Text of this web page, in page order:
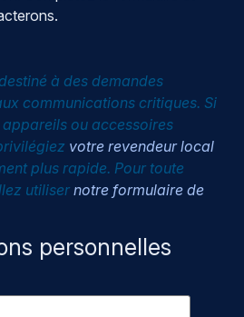
à des demandes
communications critiques. Si
ou accessoires
votre revendeur local
plus rapide. Pour toute
utiliser notre formulaire de
personnelles